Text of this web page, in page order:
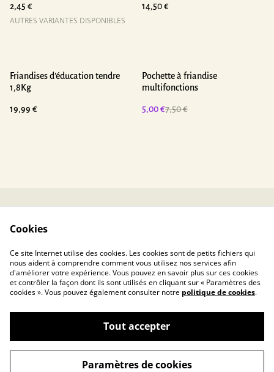
2,45 €
AUTRES VARIANTES DISPONIBLES
14,50 €
Friandises d’éducation tendre
1,8Kg
19,99 €
%
Pochette à friandise
multifonctions
5,00 €7,50 €
©2026
Toucanin.fr – La sélection de votre éducateur
canin à prix tout doux
Cookies
Ce site Internet utilise des cookies. Les cookies sont de petits fichiers qui
nous aident à comprendre comment vous utilisez nos services afin
d'améliorer votre expérience. Vous pouvez en savoir plus sur ces cookies
et contrôler la façon dont ils sont utilisés en cliquant sur « Paramètres des
cookies ». Vous pouvez également consulter notre politique de cookies.
Tout accepter
Paramètres de cookies